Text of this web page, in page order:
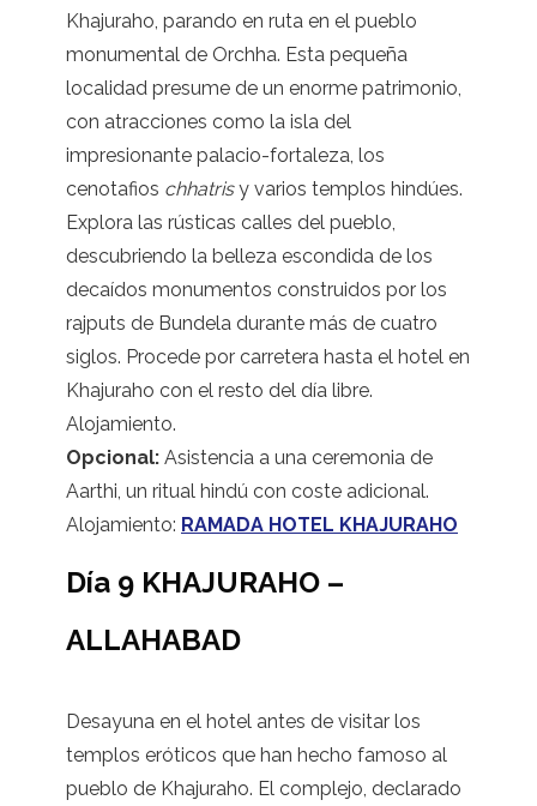
Khajuraho, parando en ruta en el pueblo
monumental de Orchha. Esta pequeña
localidad presume de un enorme patrimonio,
con atracciones como la isla del
impresionante palacio-fortaleza, los
cenotafios chhatrisy varios templos hindúes.
Explora las rústicas calles del pueblo,
descubriendo la belleza escondida de los
decaídos monumentos construidos por los
rajputs de Bundela durante más de cuatro
siglos. Procede por carretera hasta el hotel en
Khajuraho con el resto del día libre.
Alojamiento.
Opcional: Asistencia a una ceremonia de
Aarthi, un ritual hindú con coste adicional.
Alojamiento: RAMADA HOTEL KHAJURAHO
Día 9 KHAJURAHO –
ALLAHABAD
Desayuna en el hotel antes de visitar los
templos eróticos que han hecho famoso al
pueblo de Khajuraho. El complejo, declarado